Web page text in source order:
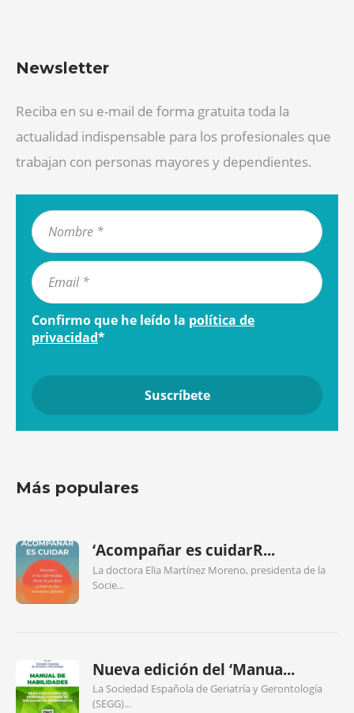
Newsletter
Reciba en su e-mail de forma gratuita toda la
actualidad indispensable para los profesionales que
trabajan con personas mayores y dependientes.
Confirmo que he leído la política de
privacidad*
Más populares
‘Acompañar es cuidarR...
La doctora Elia Martínez Moreno, presidenta de la
Socie...
Nueva edición del ‘Manua...
La Sociedad Española de Geriatría y Gerontología
(SEGG)...